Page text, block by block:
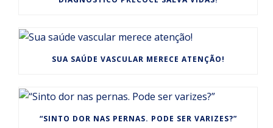
SUA SAÚDE VASCULAR MERECE ATENÇÃO!
“SINTO DOR NAS PERNAS. PODE SER VARIZES?”